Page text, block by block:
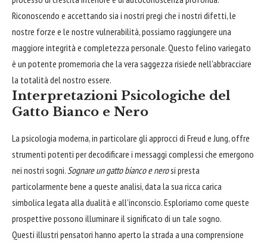
Riconoscendo e accettando sia i nostri pregi che i nostri difetti, le
nostre forze e le nostre vulnerabilità, possiamo raggiungere una
maggiore integrità e completezza personale. Questo felino variegato
è un potente promemoria che la vera saggezza risiede nell'abbracciare
la totalità del nostro essere.
Interpretazioni Psicologiche del
Gatto Bianco e Nero
La psicologia moderna, in particolare gli approcci di Freud e Jung, offre
strumenti potenti per decodificare i messaggi complessi che emergono
nei nostri sogni.Sognare un gatto bianco e nerosi presta
particolarmente bene a queste analisi, data la sua ricca carica
simbolica legata alla dualità e all'inconscio. Esploriamo come queste
prospettive possono illuminare il significato di un tale sogno.
Questi illustri pensatori hanno aperto la strada a una comprensione